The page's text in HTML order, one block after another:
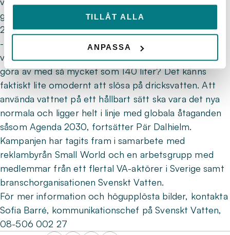
TILLÅT ALLA
ANPASSA
global fråga, där vi VA-aktörer tar ansvar för Agenda
2030-målet Rent vatten och sanitet för alla.
-Många andra länder i Europa gör av med 100 liter
vatten per person och dygn, varför ska vi i Sverige
göra av med så mycket som 140 liter? Det känns
faktiskt lite omodernt att slösa på dricksvatten. Att
använda vattnet på ett hållbart sätt ska vara det nya
normala och ligger helt i linje med globala åtaganden
såsom Agenda 2030, fortsätter Pär Dalhielm.
Kampanjen har tagits fram i samarbete med
reklambyrån Small World och en arbetsgrupp med
medlemmar från ett flertal VA-aktörer i Sverige samt
branschorganisationen Svenskt Vatten.
För mer information och högupplösta bilder, kontakta
Sofia Barré, kommunikationschef på Svenskt Vatten,
08-506 002 27